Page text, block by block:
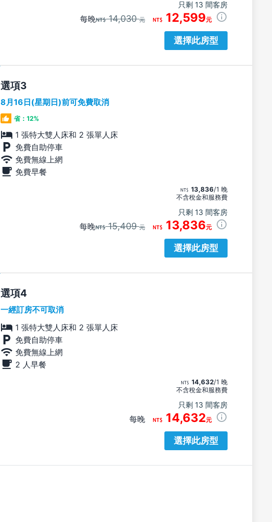
只剩 13 間客房
每晚 14,030元 12,599元
選擇此房型
選項
8月16日(星期日)前可免費取消
省：12%
1 張特大雙人床和 2 張單人床
免費自助停車
免費無線上網
免費早餐
13,836/1 晚
不含稅金和服務費
只剩 13 間客房
每晚 15,409元 13,836元
選擇此房型
選項
一經訂房不可取消
1 張特大雙人床和 2 張單人床
免費自助停車
免費無線上網
2 人早餐
14,632/1 晚
不含稅金和服務費
只剩 13 間客房
每晚 14,632元
選擇此房型